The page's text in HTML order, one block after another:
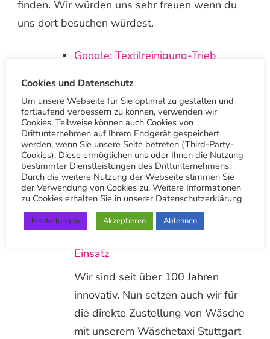
finden. Wir würden uns sehr freuen wenn du
uns dort besuchen würdest.
Google: Textilreinigung-Trieb
Google: Textilreinigung-Trieb
Botnang
Vielen Dank
Andere Beiträge
Wäschetaxi Stuttgart E-Scooter im
Einsatz
Wir sind seit über 100 Jahren
innovativ. Nun setzen auch wir für
die direkte Zustellung von Wäsche
mit unserem Wäschetaxi Stuttgart
Cookies und Datenschutz
Um unsere Webseite für Sie optimal zu gestalten und
fortlaufend verbessern zu können, verwenden wir
Cookies. Teilweise können auch Cookies von
Drittunternehmen auf Ihrem Endgerät gespeichert
werden, wenn Sie unsere Seite betreten (Third-Party-
Cookies). Diese ermöglichen uns oder Ihnen die Nutzung
bestimmter Dienstleistungen des Drittunternehmens.
Durch die weitere Nutzung der Webseite stimmen Sie
der Verwendung von Cookies zu. Weitere Informationen
zu Cookies erhalten Sie in unserer Datenschutzerklärung
Einstellungen Akzeptieren Ablehnen